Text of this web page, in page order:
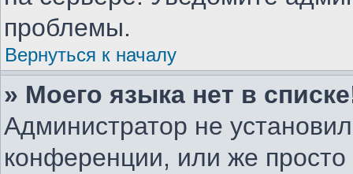
проблемы.
Вернуться к началу
» Моего языка нет в
Администратор не
конференции, или же